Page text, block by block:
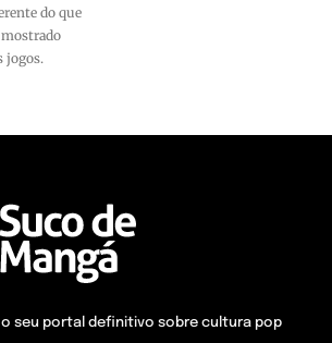
do que
jogos.
o seu portal definitivo sobre cultura pop